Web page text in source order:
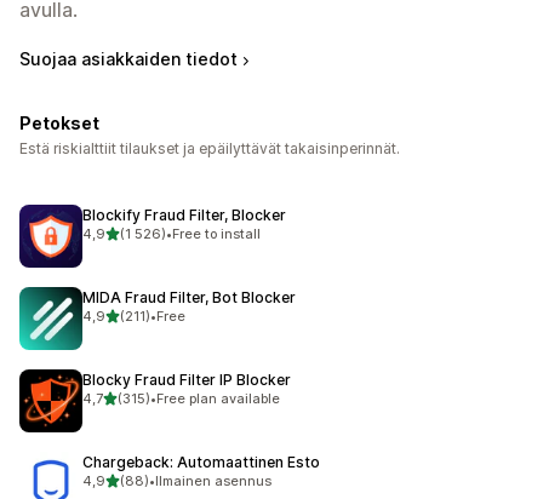
avulla.
Suojaa asiakkaiden tiedot
Petokset
Estä riskialttiit tilaukset ja epäilyttävät takaisinperinnät.
Blockify Fraud Filter, Blocker
4,9/ 5 tähteä
(1 526)
1526 arvostelua yhteensä
•Free to install
MIDA Fraud Filter, Bot Blocker
4,9/ 5 tähteä
(211)
211 arvostelua yhteensä
•Free
Blocky Fraud Filter IP Blocker
4,7/ 5 tähteä
(315)
315 arvostelua yhteensä
•Free plan available
Chargeback: Automaattinen Esto
4,9/ 5 tähteä
(88)
88 arvostelua yhteensä
•Ilmainen asennus